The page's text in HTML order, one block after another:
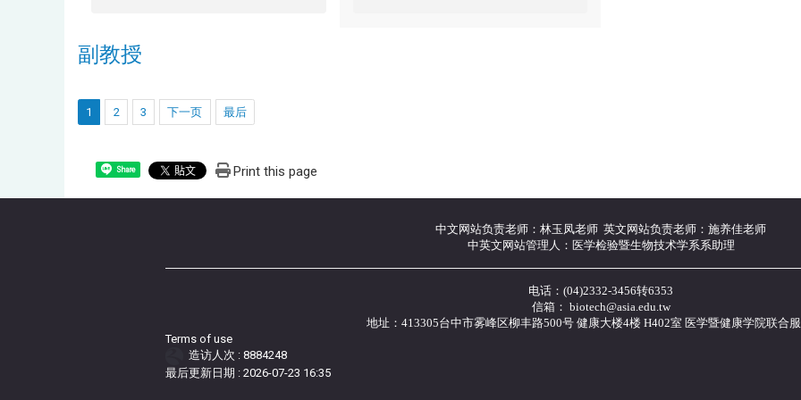
副教授
1 2 3 下一页 最后
Share Print this page
中文网站负责老师：林玉凤老师 英文网站负责老师：施养佳老师
中英文网站管理人：医学检验暨生物技术学系系助理
电话：(04)2332-3456转6353
信箱： biotech@asia.edu.tw
地址：413305台中市雾峰区柳丰路500号 健康大楼4楼 H402室 医学暨健康学院联合
Terms of use
造访人次 : 8884248
最后更新日期 : 2026-07-23 16:35